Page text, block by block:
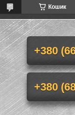
Кошик
+380
+380